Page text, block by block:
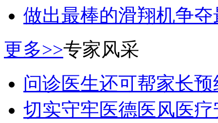
做出最棒的滑翔机争
更多>>专家风采
问诊医生还可帮家长
切实守牢医德医风医